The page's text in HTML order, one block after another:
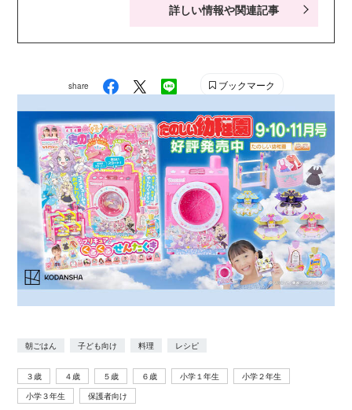
イラスト制作や写真撮影が趣味。現在一児の母として育
詳しい情報や関連記事
share ブックマーク
朝ごはん 子ども向け 料理 レシピ
３歳 ４歳 ５歳 ６歳 小学１年生
小学２年生
小学３年生
保護者向け